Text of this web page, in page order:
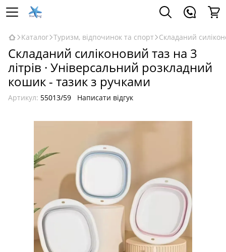
Каталог Туризм, відпочинок та спорт Складаний
Складаний силіконовий таз на 3
літрів · Універсальний розкладний
кошик - тазик з ручками
Артикул: 55013/59 Написати відгук